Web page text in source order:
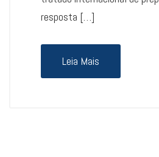
resposta […]
Leia Mais